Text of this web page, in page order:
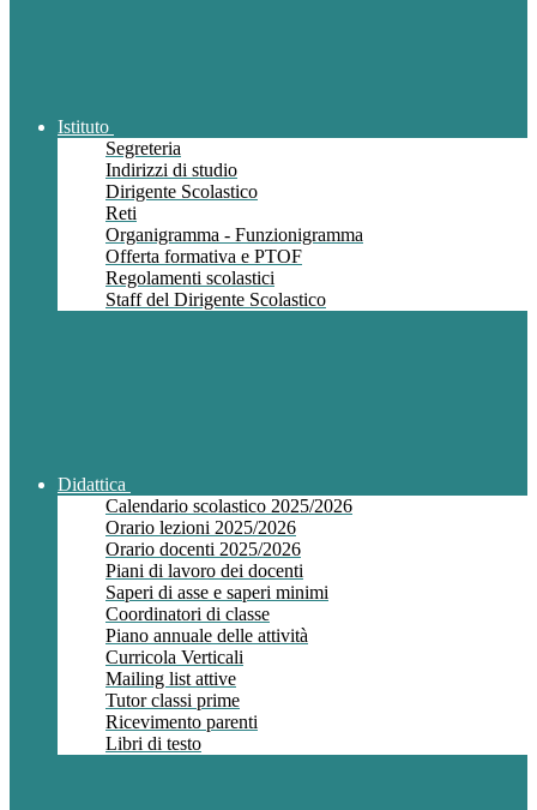
Istituto
Segreteria
Indirizzi di studio
Dirigente Scolastico
Reti
Organigramma - Funzionigramma
Offerta formativa e PTOF
Regolamenti scolastici
Staff del Dirigente Scolastico
Didattica
Calendario scolastico 2025/2026
Orario lezioni 2025/2026
Orario docenti 2025/2026
Piani di lavoro dei docenti
Saperi di asse e saperi minimi
Coordinatori di classe
Piano annuale delle attività
Curricola Verticali
Mailing list attive
Tutor classi prime
Ricevimento parenti
Libri di testo